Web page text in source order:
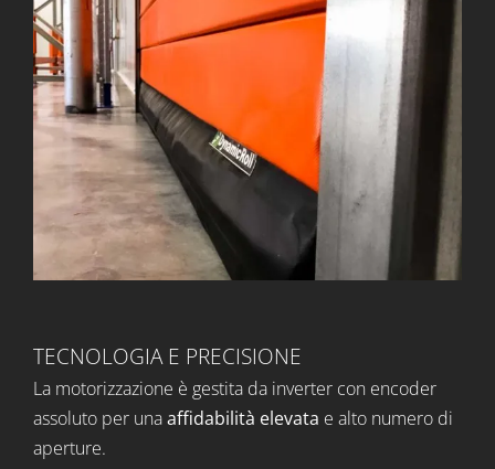
TECNOLOGIA E PRECISIONE
La motorizzazione è gestita da invertercon encoder
assoluto per unaaffidabilità elevata e alto numero di
aperture.